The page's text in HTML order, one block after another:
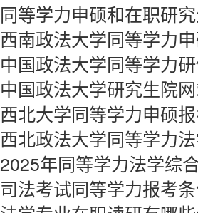
同等学力申硕和在职研
西南政法大学同等学力
中国政法大学同等学力
中国政法大学研究生院
西北大学同等学力申硕
西北政法大学同等学力
2025年同等学力法学综
司法考试同等学力报考